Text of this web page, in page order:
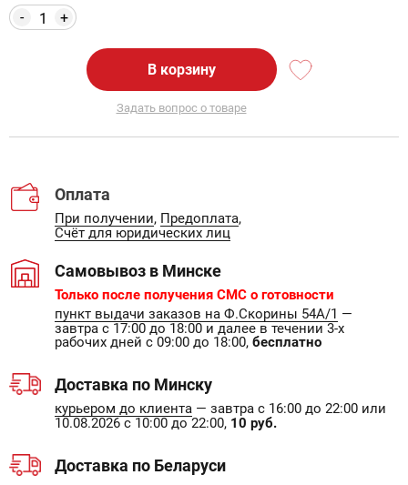
+
-
В корзину
Задать вопрос о товаре
Оплата
При получении, Предоплата,
Счёт для юридических лиц
Самовывоз в Минске
Только после получения СМС о готовности
пункт выдачи заказов на Ф.Скорины 54А/1 —
завтра с 17:00 до 18:00 и далее в течении 3-х
рабочих дней с 09:00 до 18:00, бесплатно
Доставка по Минску
курьером до клиента — завтра с 16:00 до 22:00 или
10.08.2026 с 10:00 до 22:00, 10 руб.
Доставка по Беларуси